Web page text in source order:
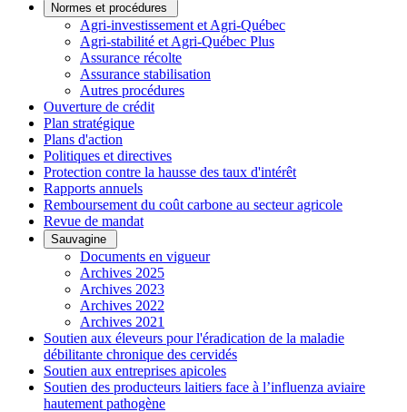
Normes et procédures
Agri-investissement et Agri-Québec
Agri-stabilité et Agri-Québec Plus
Assurance récolte
Assurance stabilisation
Autres procédures
Ouverture de crédit
Plan stratégique
Plans d'action
Politiques et directives
Protection contre la hausse des taux d'intérêt
Rapports annuels
Remboursement du coût carbone au secteur agricole
Revue de mandat
Sauvagine
Documents en vigueur
Archives 2025
Archives 2023
Archives 2022
Archives 2021
Soutien aux éleveurs pour l'éradication de la maladie
débilitante chronique des cervidés
Soutien aux entreprises apicoles
Soutien des producteurs laitiers face à l’influenza aviaire
hautement pathogène